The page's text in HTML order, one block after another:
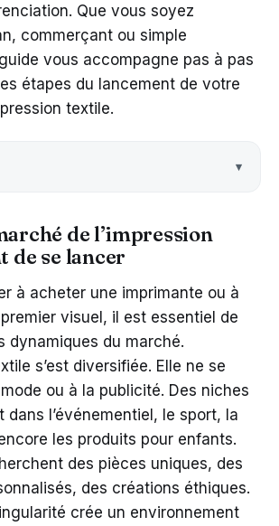
Que vous soyez
commerçant ou simple
vous accompagne pas à pas
étapes du lancement de votre
textile.
de l’impression
de se lancer
à acheter une imprimante ou à
visuel, il est essentiel de
dynamiques du marché.
s’est diversifiée. Elle ne se
ou à la publicité. Des niches
dans l’événementiel, le sport, la
les produits pour enfants.
des pièces uniques, des
des créations éthiques.
crée un environnement